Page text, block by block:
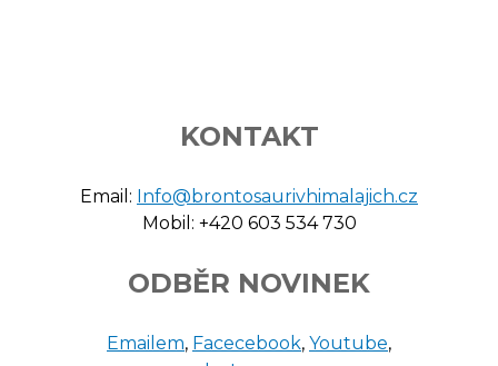
KONTAKT
Email: Info@brontosaurivhimalajich.cz
Mobil: +420 603 534 730
ODBĚR NOVINEK
Emailem, Facecebook, Youtube,